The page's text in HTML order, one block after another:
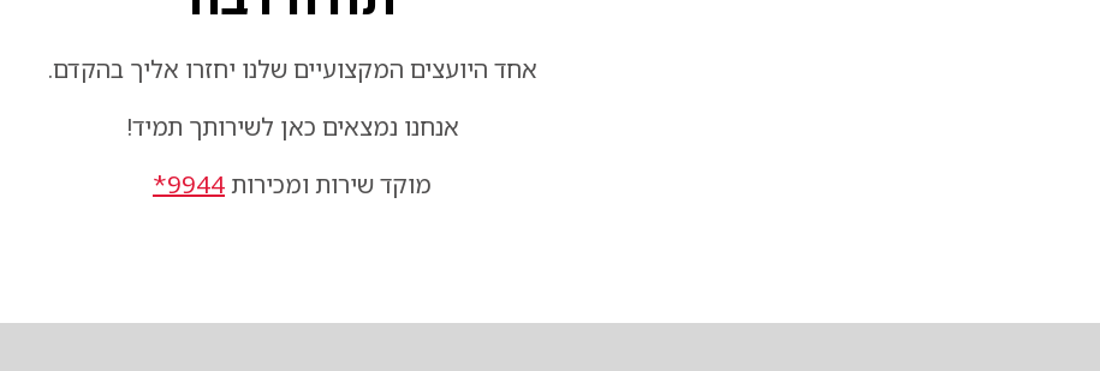
אחד היועצים המקצועיים שלנו יחזרו אליך בהקדם.
אנחנו נמצאים כאן לשירותך תמיד!
מוקד שירות ומכירות9944*